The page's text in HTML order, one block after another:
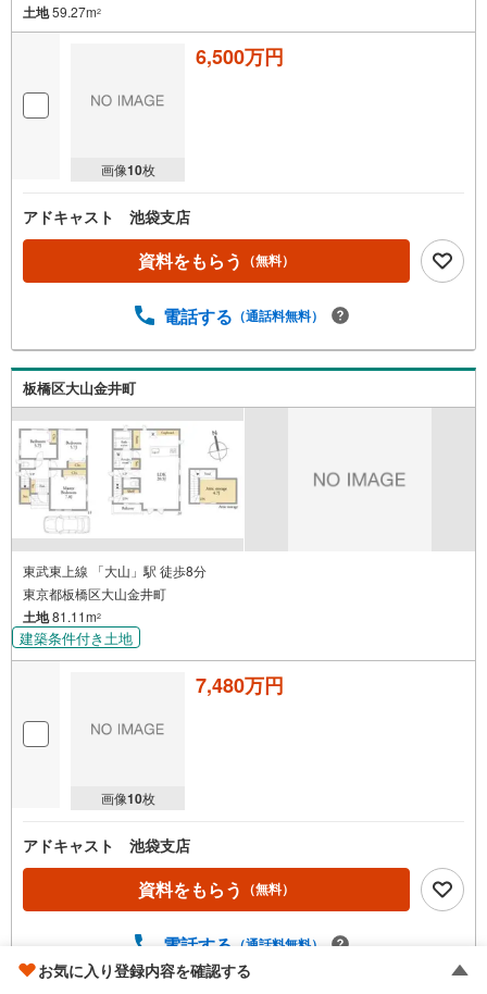
土地59.27m2
画像10枚
6,500万円
アドキャスト 池袋支店
資料をもらう （無料）
電話する （通話料無料）
板橋区大山金井町
東武東上線 「大山」駅 徒歩8分
東京都板橋区大山金井町
土地81.11m2
建築条件付き土地
画像10枚
7,480万円
アドキャスト 池袋支店
資料をもらう （無料）
電話する （通話料無料）
お気に入り登録内容を確認する